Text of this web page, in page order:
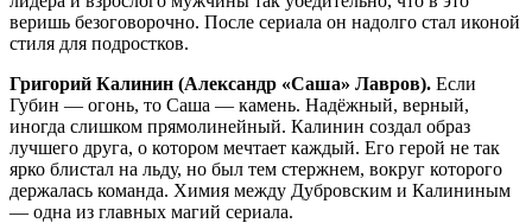
веришь безоговорочно. После сериала он надолго стал иконой
стиля для подростков.
Григорий Калинин (Александр «Саша» Лавров). Если
Губин — огонь, то Саша — камень. Надёжный, верный,
иногда слишком прямолинейный. Калинин создал образ
лучшего друга, о котором мечтает каждый. Его герой не так
ярко блистал на льду, но был тем стержнем, вокруг которого
держалась команда. Химия между Дубровским и Калининым
— одна из главных магий сериала.